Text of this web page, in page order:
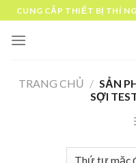
Skip
to
content
CUNG CẤP THIẾT BỊ THÍ
TRANG CHỦ / SẢN
SỢI